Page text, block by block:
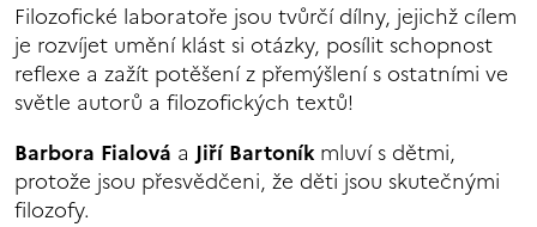
Filozofické laboratoře jsou tvůrčí dílny, jejichž cílem
je rozvíjet umění klást si otázky, posílit schopnost
reflexe a zažít potěšení z přemýšlení s ostatními ve
světle autorů a filozofických textů!
Barbora Fialová a Jiří Bartoník mluví s dětmi,
protože jsou přesvědčeni, že děti jsou skutečnými
filozofy.